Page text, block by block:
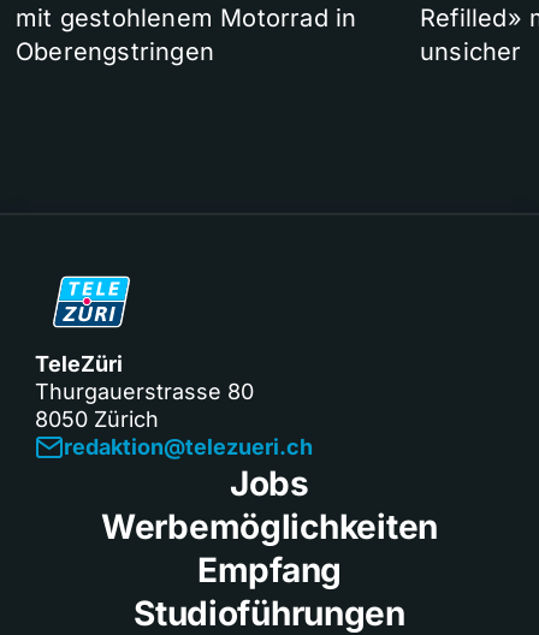
mit gestohlenem Motorrad in
Oberengstringen
Refilled»
unsicher
TeleZüri
Thurgauerstrasse 80
8050 Zürich
redaktion@telezueri.ch
Jobs
Werbemöglichkeiten
Empfang
Studioführungen